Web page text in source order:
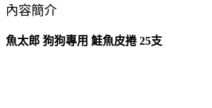
內容簡介
魚太郎 狗狗專用 鮭魚皮捲 25支